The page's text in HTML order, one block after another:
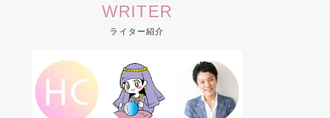
WRITER
ライター紹介